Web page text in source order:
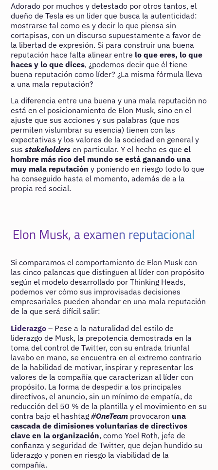
Adorado por muchos y detestado por otros tantos, el
dueño de Tesla es un líder que busca la autenticidad:
mostrarse tal como es y decir lo que piensa sin
cortapisas, con un discurso supuestamente a favor de
la libertad de expresión. Si para construir una buena
reputación hace falta alinear entre lo que eres, lo que
haces y lo que dices, ¿podemos decir que él tiene
buena reputación como líder? ¿La misma fórmula lleva
a una mala reputación?
La diferencia entre una buena y una mala reputación no
está en el posicionamiento de Elon Musk, sino en el
ajuste que sus acciones y sus palabras (que nos
permiten vislumbrar su esencia) tienen con las
expectativas y los valores de la sociedad en general y
susstakeholders en particular. Y el hecho es queel
hombre más rico del mundo se está ganando una
muy mala reputación y poniendo en riesgo todo lo que
ha conseguido hasta el momento, además de a la
propia red social.
Elon Musk, a examen reputacional
Si comparamos el comportamiento de Elon Musk con
las cinco palancas que distinguen al líder con propósito
según el modelo desarrollado por Thinking Heads,
podemos ver cómo sus improvisadas decisiones
empresariales pueden ahondar en una mala reputación
de la que será difícil salir:
Liderazgo – Pese a la naturalidad del estilo de
liderazgo de Musk, la prepotencia demostrada en la
toma del control de Twitter, con su entrada triunfal
lavabo en mano, se encuentra en el extremo contrario
de la habilidad de motivar, inspirar y representar los
valores de la compañía que caracterizan al líder con
propósito. La forma de despedir a los principales
directivos, el anuncio, sin un mínimo de empatía, de
reducción del 50 % de la plantilla y el movimiento en su
contra bajo el hashtag#OneTeam provocaron una
cascada de dimisiones voluntarias de directivos
clave en la organización, como Yoel Roth, jefe de
confianza y seguridad de Twitter, que dejan hundido su
liderazgo y ponen en riesgo la viabilidad de la
compañía.